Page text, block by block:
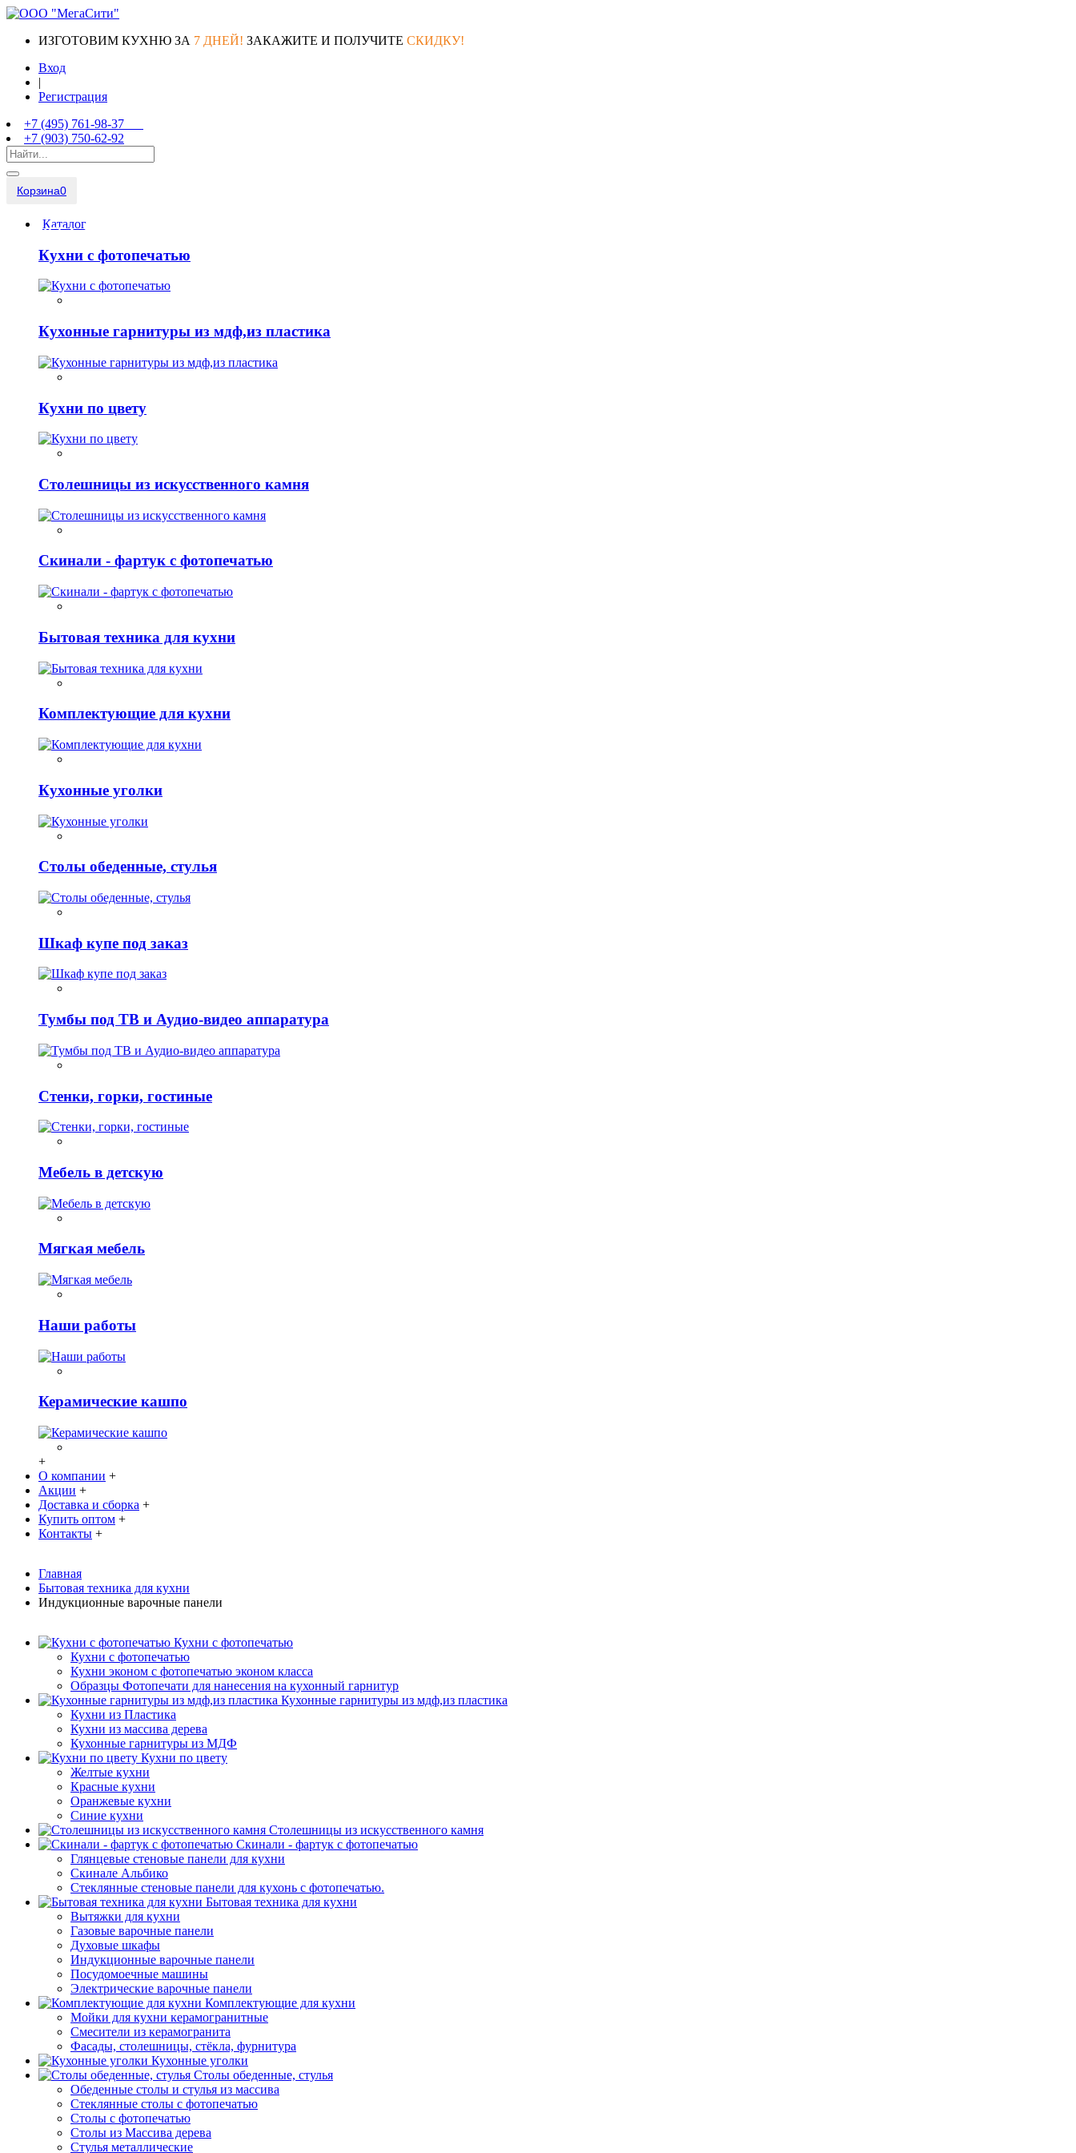
ИЗГОТОВИМ КУХНЮ ЗА 7 ДНЕЙ! ЗАКАЖИТЕ И ПОЛУЧИТЕ СКИДКУ!
Вход
|
Регистрация
+7 (495) 761-98-37
+7 (903) 750-62-92
Корзина0
Каталог
Кухни с фотопечатью
Кухонные гарнитуры из мдф,из пластика
Кухни по цвету
Столешницы из искусственного камня
Скинали - фартук с фотопечатью
Бытовая техника для кухни
Комплектующие для кухни
Кухонные уголки
Столы обеденные, стулья
Шкаф купе под заказ
Тумбы под ТВ и Аудио-видео аппаратура
Стенки, горки, гостиные
Мебель в детскую
Мягкая мебель
Наши работы
Керамические кашпо
+
О компании +
Акции +
Доставка и сборка +
Купить оптом +
Контакты +
Главная
Бытовая техника для кухни
Индукционные варочные панели
Кухни с фотопечатью
Кухни с фотопечатью
Кухни эконом с фотопечатью эконом класса
Образцы Фотопечати для нанесения на кухонный гарнитур
Кухонные гарнитуры из мдф,из пластика
Кухни из Пластика
Кухни из массива дерева
Кухонные гарнитуры из МДФ
Кухни по цвету
Желтые кухни
Красные кухни
Оранжевые кухни
Синие кухни
Столешницы из искусственного камня
Скинали - фартук с фотопечатью
Глянцевые стеновые панели для кухни
Скинале Альбико
Стеклянные стеновые панели для кухонь с фотопечатью.
Бытовая техника для кухни
Вытяжки для кухни
Газовые варочные панели
Духовые шкафы
Индукционные варочные панели
Посудомоечные машины
Электрические варочные панели
Комплектующие для кухни
Мойки для кухни керамогранитные
Смесители из керамогранита
Фасады, столешницы, стёкла, фурнитура
Кухонные уголки
Столы обеденные, стулья
Обеденные столы и стулья из массива
Стеклянные столы с фотопечатью
Столы с фотопечатью
Столы из Массива дерева
Стулья металлические